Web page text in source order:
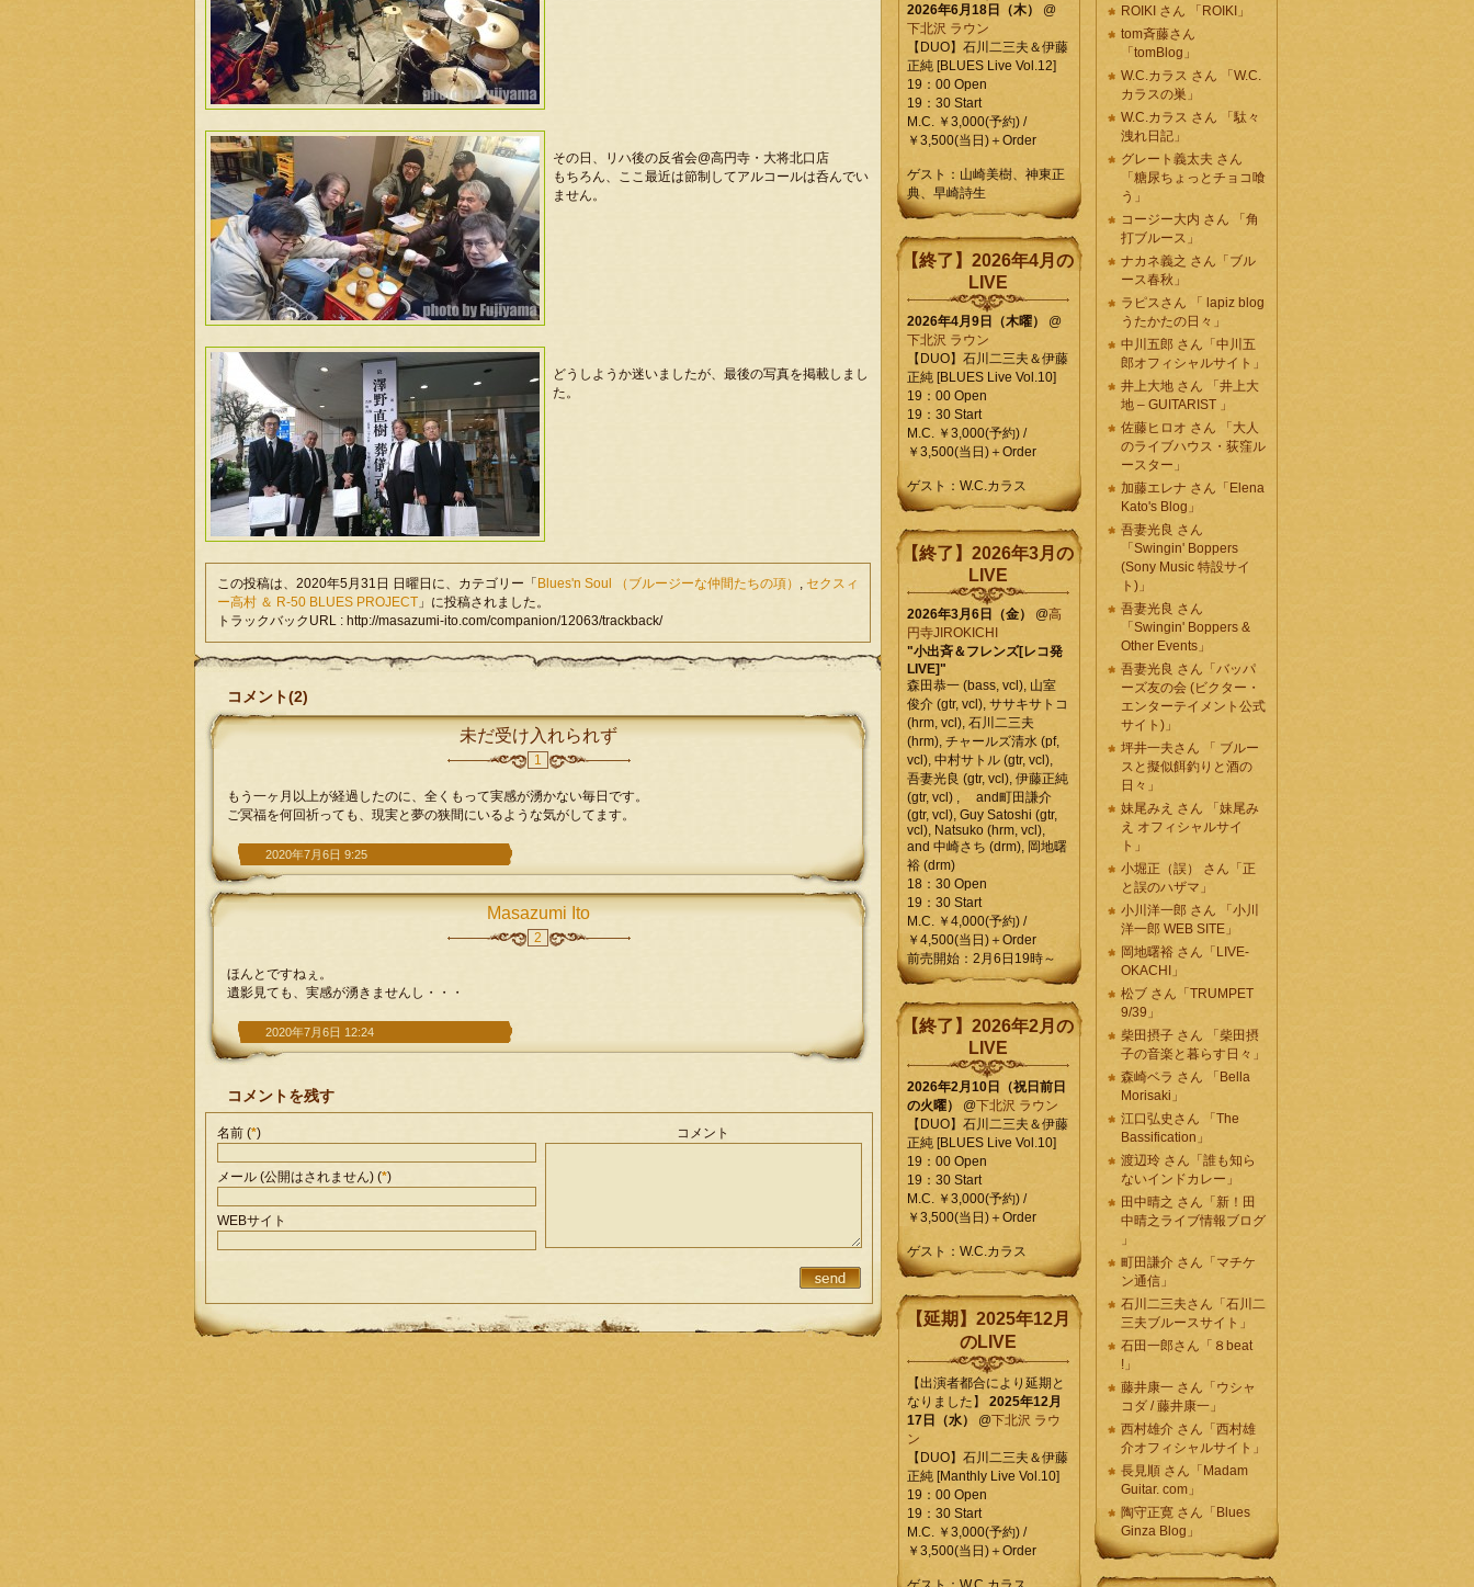
その日、リハ後の反省会@高円寺・大将北口店
もちろん、ここ最近は節制してアルコールは呑んでい
ません。
どうしようか迷いましたが、最後の写真を掲載しまし
た。
この投稿は、2020年5月31日 日曜日に、カテゴリー「 Blues'n Soul （ブルージーな仲間たちの項） , セクスィ
ー高村 ＆ R-50 BLUES PROJECT 」に投稿されました。
トラックバックURL : http://masazumi-ito.com/companion/12063/trackback/
コメント(2)
未だ受け入れられず
1
もう一ヶ月以上が経過したのに、全くもって実感が湧かない毎日です。
ご冥福を何回祈っても、現実と夢の狭間にいるような気がしてます。
2020年7月6日 9:25
Masazumi Ito
2
ほんとですねぇ。
遺影見ても、実感が湧きませんし・・・
2020年7月6日 12:24
コメントを残す
名前 (*)
メール (公開はされません) (*)
WEBサイト
コメント
2026年6月18日（木）
@
下北沢 ラウン
【DUO】石川二三夫＆伊藤
正純 [BLUES Live Vol.12]
19：00 Open
19：30 Start
M.C. ￥3,000(予約) /
￥3,500(当日)＋Order
ゲスト：山崎美樹、神東正
典、早崎詩生
【終了】2026年4月の
LIVE
2026年4月9日（木曜）
@
下北沢 ラウン
【DUO】石川二三夫＆伊藤
正純 [BLUES Live Vol.10]
19：00 Open
19：30 Start
M.C. ￥3,000(予約) /
￥3,500(当日)＋Order
ゲスト：W.C.カラス
【終了】2026年3月の
LIVE
2026年3月6日（金） @高
円寺JIROKICHI
"小出斉＆フレンズ[レコ発
LIVE]"
森田恭一 (bass, vcl), 山室
俊介 (gtr, vcl), ササキサトコ
(hrm, vcl), 石川二三夫
(hrm), チャールズ清水 (pf,
vcl), 中村サトル (gtr, vcl),
吾妻光良 (gtr, vcl), 伊藤正純
(gtr, vcl) , and町田謙介
(gtr, vcl), Guy Satoshi (gtr,
vcl), Natsuko (hrm, vcl),
and 中崎さち (drm), 岡地曙
裕 (drm)
18：30 Open
19：30 Start
M.C. ￥4,000(予約) /
￥4,500(当日)＋Order
前売開始：2月6日19時～
【終了】2026年2月の
LIVE
2026年2月10日（祝日前日
の火曜）
@下北沢 ラウン
【DUO】石川二三夫＆伊藤
正純 [BLUES Live Vol.10]
19：00 Open
19：30 Start
M.C. ￥3,000(予約) /
￥3,500(当日)＋Order
ゲスト：W.C.カラス
【延期】2025年12月
のLIVE
【出演者都合により延期と
なりました】 2025年12月
17日（水）
@下北沢 ラウ
ン
【DUO】石川二三夫＆伊藤
正純 [Manthly Live Vol.10]
19：00 Open
19：30 Start
M.C. ￥3,000(予約) /
￥3,500(当日)＋Order
ROIKI さん 「ROIKI」
tom斉藤さん
「tomBlog」
W.C.カラス さん 「W.C.
カラスの巣」
W.C.カラス さん 「駄々
洩れ日記」
グレート義太夫 さん
「糖尿ちょっとチョコ喰
う」
コージー大内 さん 「角
打ブルース」
ナカネ義之 さん「ブル
ース春秋」
ラピスさん 「 lapiz blog
うたかたの日々」
中川五郎 さん「中川五
郎オフィシャルサイト」
井上大地 さん 「井上大
地 – GUITARIST 」
佐藤ヒロオ さん 「大人
のライブハウス・荻窪ル
ースター」
加藤エレナ さん「Elena
Kato's Blog」
吾妻光良 さん
「Swingin' Boppers
(Sony Music 特設サイ
ト)」
吾妻光良 さん
「Swingin' Boppers &
Other Events」
吾妻光良 さん「バッパ
ーズ友の会 (ビクター・
エンターテイメント公式
サイト)」
坪井一夫さん 「 ブルー
スと擬似餌釣りと酒の
日々」
妹尾みえ さん 「妹尾み
え オフィシャルサイ
ト」
小堀正（誤） さん「正
と誤のハザマ」
小川洋一郎 さん 「小川
洋一郎 WEB SITE」
岡地曙裕 さん「LIVE-
OKACHI」
松ブ さん「TRUMPET
9/39」
柴田摂子 さん 「柴田摂
子の音楽と暮らす日々」
森崎ベラ さん 「Bella
Morisaki」
江口弘史さん 「The
Bassification」
渡辺玲 さん「誰も知ら
ないインドカレー」
田中晴之 さん「新！田
中晴之ライブ情報ブログ
」
町田謙介 さん「マチケ
ン通信」
石川二三夫さん「石川二
三夫ブルースサイト」
石田一郎さん「８beat
!」
藤井康一 さん「ウシャ
コダ / 藤井康一」
西村雄介 さん「西村雄
介オフィシャルサイト」
長見順 さん「Madam
Guitar. com」
陶守正寛 さん「Blues
Ginza Blog」